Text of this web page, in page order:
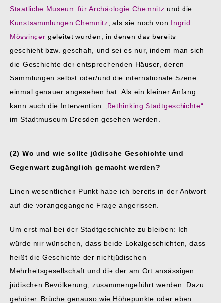
Staatliche Museum für Archäologie Chemnitz und die
Kunstsammlungen Chemnitz , als sie noch von Ingrid
Mössinger geleitet wurden, in denen das bereits
geschieht bzw. geschah, und sei es nur, indem man sich
die Geschichte der entsprechenden Häuser, deren
Sammlungen selbst oder/und die internationale Szene
einmal genauer angesehen hat. Als ein kleiner Anfang
kann auch die Intervention
„Rethinking Stadtgeschichte“
im Stadtmuseum Dresden gesehen werden.
(2) Wo und wie sollte jüdische Geschichte und
Gegenwart zugänglich gemacht werden?
Einen wesentlichen Punkt habe ich bereits in der Antwort
auf die vorangegangene Frage angerissen.
Um erst mal bei der Stadtgeschichte zu bleiben: Ich
würde mir wünschen, dass beide Lokalgeschichten, dass
heißt die Geschichte der nichtjüdischen
Mehrheitsgesellschaft und die der am Ort ansässigen
jüdischen Bevölkerung, zusammengeführt werden. Dazu
gehören Brüche genauso wie Höhepunkte oder eben